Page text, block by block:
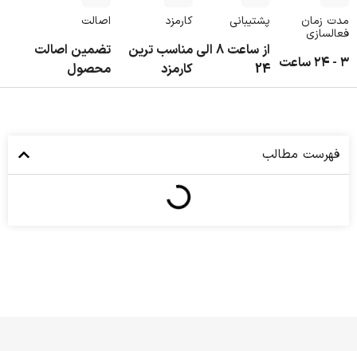
مدت زمان
فعالسازی
۳ - ۲۴ ساعت
پشتیبانی
از ساعت 8 الی
24
کارمزد
مناسب ترین
کارمزد
اصالت
تضمین اصالت
محصول
فهرست مطالب